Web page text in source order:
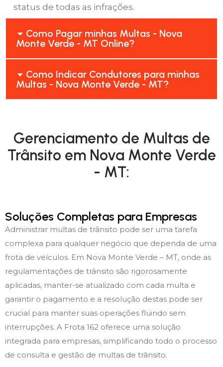
status de todas as infrações.
Como Pagar minhas Multas - Nova
Monte Verde - MT Online?
Como Indicar Condutores para minhas
Multas - Nova Monte Verde - MT?
Gerenciamento de Multas de
Trânsito em Nova Monte Verde
- MT:
Soluções Completas para Empresas
Administrar multas de trânsito pode ser uma tarefa
complexa para qualquer negócio que dependa de uma
frota de veículos. Em Nova Monte Verde – MT, onde as
regulamentações de trânsito são rigorosamente
aplicadas, manter-se atualizado com cada multa e
garantir o pagamento e a resolução destas pode ser
crucial para manter suas operações fluindo sem
interrupções. A Frota 162 oferece uma solução
integrada para empresas, simplificando todo o processo
de consulta e gestão de multas de trânsito.